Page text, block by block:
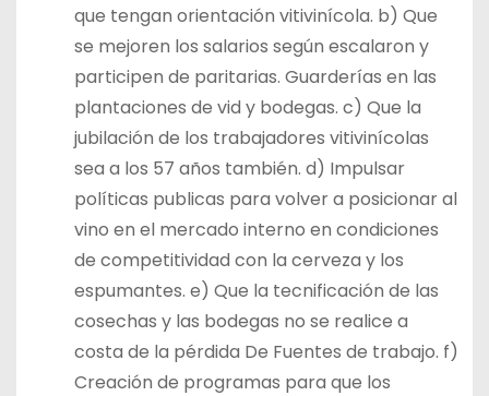
que tengan orientación vitivinícola. b) Que
se mejoren los salarios según escalaron y
participen de paritarias. Guarderías en las
plantaciones de vid y bodegas. c) Que la
jubilación de los trabajadores vitivinícolas
sea a los 57 años también. d) Impulsar
políticas publicas para volver a posicionar al
vino en el mercado interno en condiciones
de competitividad con la cerveza y los
espumantes. e) Que la tecnificación de las
cosechas y las bodegas no se realice a
costa de la pérdida De Fuentes de trabajo. f)
Creación de programas para que los